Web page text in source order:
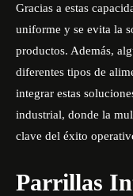
Gracias a estas
uniforme y se evita la
productos. Además,
diferentes tipos de
integrar estas
industrial, donde la
clave del éxito
Parrillas